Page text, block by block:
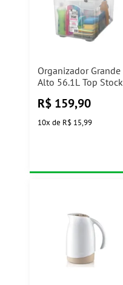
Organizador Grande
Alto 56.1L Top Stock
R$ 159,90
10x de R$ 15,99